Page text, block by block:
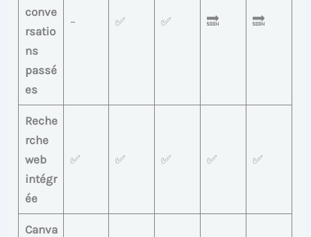
conve
rsatio
ns
passé
es
– ✅ ✅ 🔜 🔜
Reche
rche
web
intégr
ée
✅ ✅ ✅ ✅ ✅
Canva